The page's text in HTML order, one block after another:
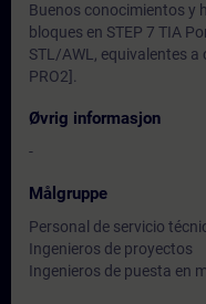
Buenos conocimientos y
bloques en STEP 7 TIA
STL/AWL, equivalentes a
PRO2].
Øvrig informasjon
-
Målgruppe
Personal de servicio
Ingenieros de proyectos
Ingenieros de puesta en